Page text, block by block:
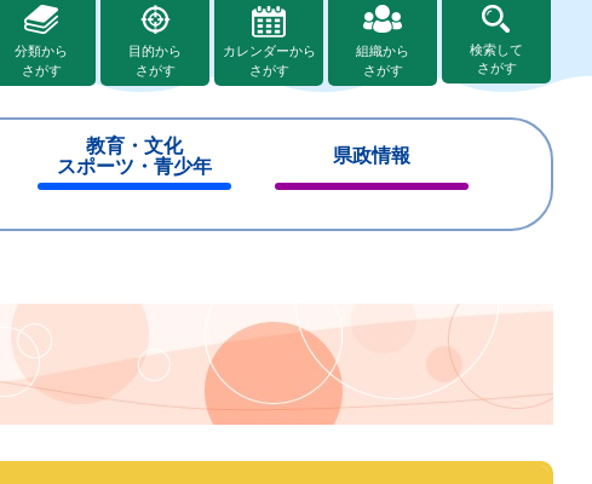
分類から
さがす
目的から
さがす
カレンダーから
さがす
組織から
さがす
検索して
さがす
教育・文化
スポーツ・青少年
じ
県政情報
じ